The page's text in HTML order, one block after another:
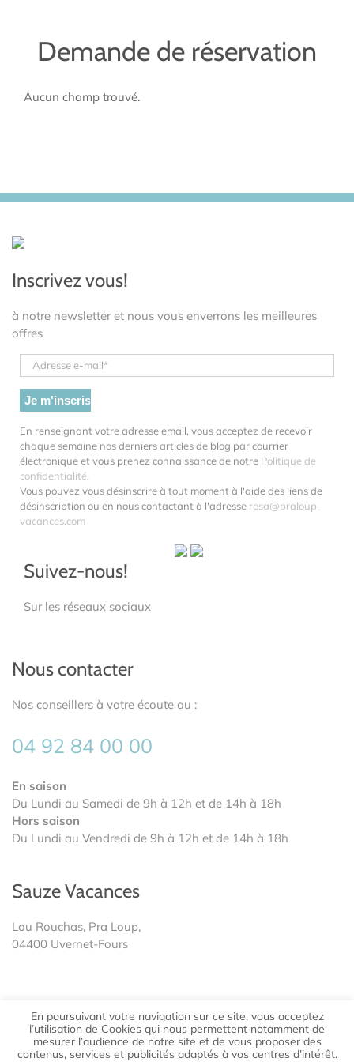
Demande de réservation
Aucun champ trouvé.
Inscrivez vous!
à notre newsletter et nous vous enverrons les meilleures
offres
En renseignant votre adresse email, vous acceptez de recevoir
chaque semaine nos derniers articles de blog par courrier
électronique et vous prenez connaissance de notre Politique de
confidentialité.
Vous pouvez vous désinscrire à tout moment à l'aide des liens de
désinscription ou en nous contactant à l'adresse resa@praloup-
vacances.com
Suivez-nous!
Sur les réseaux sociaux
Nous contacter
Nos conseillers à votre écoute au :
04 92 84 00 00
En saison
Du Lundi au Samedi de 9h à 12h et de 14h à 18h
Hors saison
Du Lundi au Vendredi de 9h à 12h et de 14h à 18h
Sauze Vacances
Lou Rouchas, Pra Loup,
04400 Uvernet-Fours
©2026 PRALOUP VACANCES |
Mentions légales et
En poursuivant votre navigation sur ce site, vous acceptez
l’utilisation de Cookies qui nous permettent notamment de
mesurer l’audience de notre site et de vous proposer des
contenus, services et publicités adaptés à vos centres d’intérêt.